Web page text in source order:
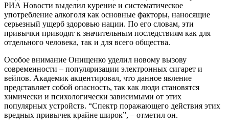
РИА Новости выделил курение и систематическое
употребление алкоголя как основные факторы, наносящие
серьезный ущерб здоровью нации. По его словам, эти
привычки приводят к значительным последствиям как для
отдельного человека, так и для всего общества.
Особое внимание Онищенко уделил новому вызову
современности – популяризации электронных сигарет и
вейпов. Академик акцентировал, что данное явление
представляет собой опасность, так как люди становятся
химически и психологически зависимыми от этих
популярных устройств. “Спектр поражающего действия этих
вредных привычек крайне широк”, – отметил он.